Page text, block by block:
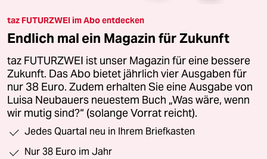
taz FUTURZWEI im Abo entdecken
Endlich mal ein Magazin für Zukunft
taz FUTURZWEI ist unser Magazin für eine bessere
Zukunft. Das Abo bietet jährlich vier Ausgaben für
nur 38 Euro. Zudem erhalten Sie eine Ausgabe von
Luisa Neubauers neuestem Buch „Was wäre, wenn
wir mutig sind?“ (solange Vorrat reicht).
Jedes Quartal neu in Ihrem Briefkasten
Nur 38 Euro im Jahr